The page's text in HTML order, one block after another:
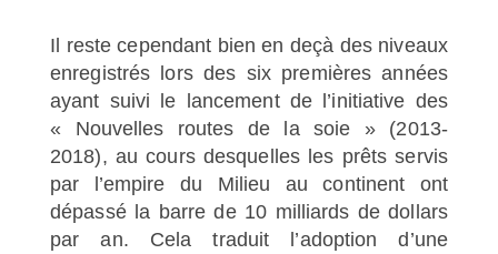
Il reste cependant bien en deçà des niveaux
enregistrés lors des six premières années
ayant suivi le lancement de l’initiative des
« Nouvelles routes de la soie » (2013-
2018), au cours desquelles les prêts servis
par l’empire du Milieu au continent ont
dépassé la barre de 10 milliards de dollars
par an. Cela traduit l’adoption d’une